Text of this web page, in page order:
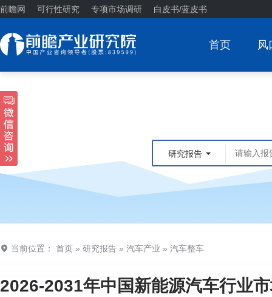
前瞻网 可行性研究 专项市场调研 白皮书/蓝皮书
首页 风
研究报告
当前位置： 首页 » 研究报告 » 汽车产业 » 汽车整车
2026-2031年中国新能源汽车行业